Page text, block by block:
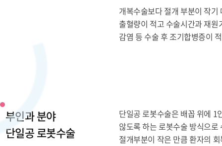
개복수술보다 절개 부분이 작
출혈량이 적고 수술시간과 재
감염 등 수술 후 조기합병증이
부인과 분야
단일공 로봇수술
단일공 로봇수술은 배꼽 위에 1
않도록 하는 로봇수술 방식으
절개부분이 작은 만큼 환자의